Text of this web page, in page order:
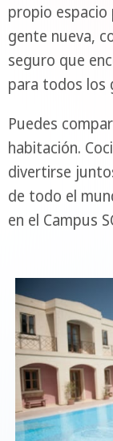
propio espacio
gente nueva,
seguro que
para todos los
Puedes
habitación.
divertirse
de todo el
en el Campus